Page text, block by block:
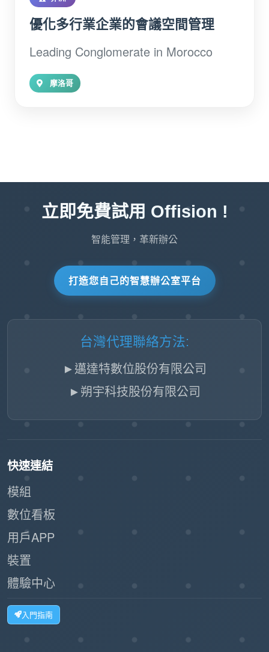
優化多行業企業的會議空間管理
Leading Conglomerate in Morocco
摩洛哥
立即免費試用 Offision !
智能管理，革新辦公
打造您自己的智慧辦公室平台
台灣代理聯絡方法:
►邁達特數位股份有限公司
►朔宇科技股份有限公司
快速連結
模組
數位看板
用戶APP
裝置
體驗中心
入門指南